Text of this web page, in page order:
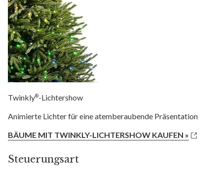
Twinkly®-Lichtershow
Animierte Lichter für eine atemberaubende Präsentation
BÄUME MIT TWINKLY-LICHTERSHOW KAUFEN »
Steuerungsart